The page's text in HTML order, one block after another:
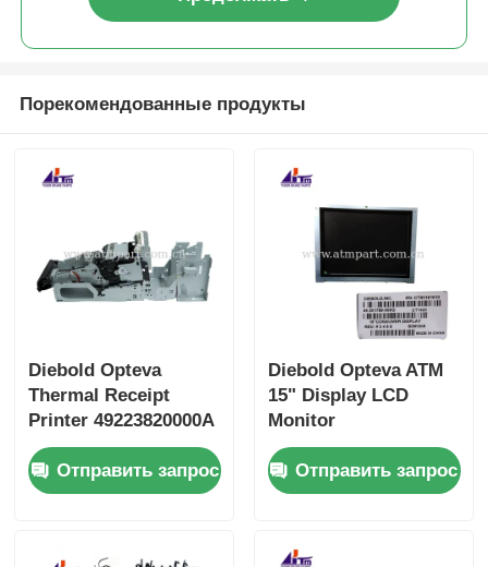
Порекомендованные продукты
Diebold Opteva
Thermal Receipt
Printer 49223820000A
49-223820-000A
Отправить запрос
Diebold Opteva ATM
15" Display LCD
Monitor
49201788000G 49-
201788-000G
Отправить запрос